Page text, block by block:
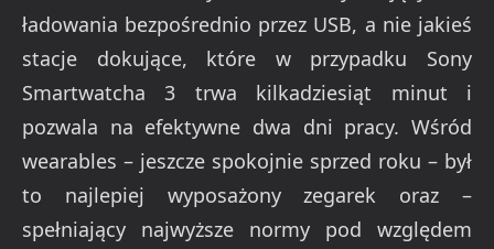
ładowania bezpośrednio przez USB, a nie jakieś
stacje dokujące, które w przypadku Sony
Smartwatcha 3 trwa kilkadziesiąt minut i
pozwala na efektywne dwa dni pracy. Wśród
wearables – jeszcze spokojnie sprzed roku – był
to najlepiej wyposażony zegarek oraz –
spełniający najwyższe normy pod względem